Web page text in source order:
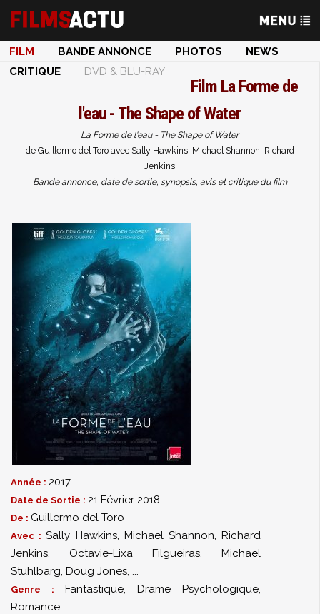
FILM BANDE ANNONCE PHOTOS
NEWS
CRITIQUE
DVD & BLU-RAY
Film La Forme de
l'eau - The Shape of Water
La Forme de l'eau - The Shape of Water
de Guillermo del Toro avec Sally Hawkins, Michael Shannon, Richard
Jenkins
Bande annonce, date de sortie, synopsis, avis et critique du film
Année : 2017
Date de Sortie : 21 Février 2018
De : Guillermo del Toro
Avec :Sally Hawkins, Michael Shannon,Richard
Jenkins, Octavie-Lixa Filgueiras, Michael
Stuhlbarg, Doug Jones, ...
Genre : Fantastique, Drame Psychologique,
Romance